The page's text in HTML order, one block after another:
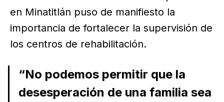
en Minatitlán puso de manifiesto la
importancia de fortalecer la supervisión de
los centros de rehabilitación.
“No podemos permitir que la
desesperación de una familia sea